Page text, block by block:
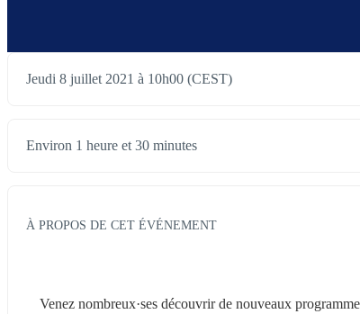
Jeudi 8 juillet 2021 à 10h00 (CEST)
Environ 1 heure et 30 minutes
À PROPOS DE CET ÉVÉNEMENT
Venez nombreux·ses découvrir de nouveaux